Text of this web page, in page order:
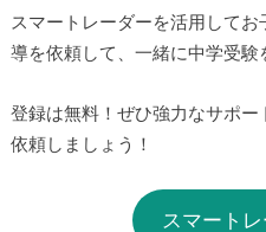
スマートレーダーを活用して
導を依頼して、一緒に中学受験
登録は無料！ぜひ強力なサポ
依頼しましょう！
スマート